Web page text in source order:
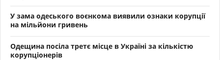
У зама одеського воєнкома виявили ознаки корупції
на мільйони гривень
Одещина посіла третє місце в Україні за кількістю
корупціонерів